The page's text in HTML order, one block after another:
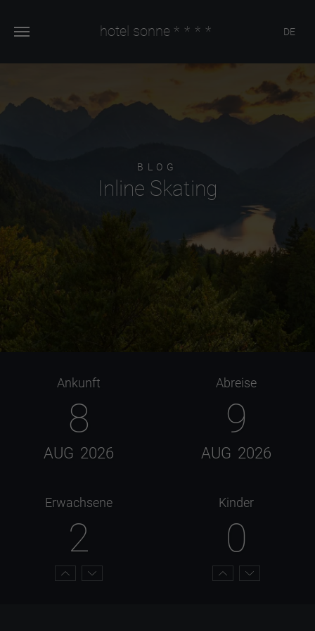
hotel sonne **** DE
BLOG
Inline Skating
Ankunft
8
AUG 2026
Abreise
9
AUG 2026
Erwachsene
2
Kinder
0